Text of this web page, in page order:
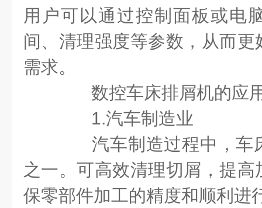
用户可以通过控制面板或电
间、清理强度等参数，从而
需求。
数控车床排屑机的应
1.汽车制造业
汽车制造过程中，车
之一。可高效清理切屑，提
保零部件加工的精度和顺利进